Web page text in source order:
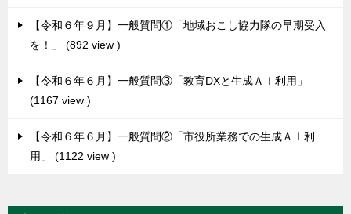
【令和６年９月】一般質問①「地域おこし協力隊の早期受入
を！」
892 view
【令和６年６月】一般質問③「教育DXと生成ＡＩ利用」
1167 view
【令和６年６月】一般質問②「市役所業務での生成ＡＩ利
用」
1122 view